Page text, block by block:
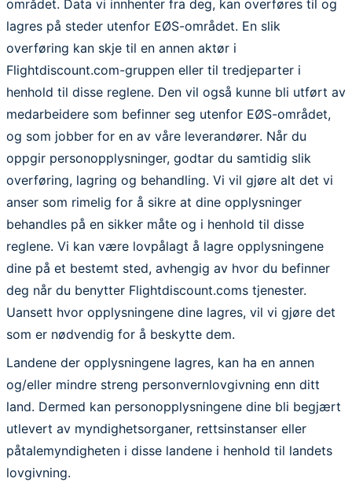
området. Data vi innhenter fra deg, kan overføres til og
lagres på steder utenfor EØS-området. En slik
overføring kan skje til en annen aktør i
Flightdiscount.com-gruppen eller til tredjeparter i
henhold til disse reglene. Den vil også kunne bli utført av
medarbeidere som befinner seg utenfor EØS-området,
og som jobber for en av våre leverandører. Når du
oppgir personopplysninger, godtar du samtidig slik
overføring, lagring og behandling. Vi vil gjøre alt det vi
anser som rimelig for å sikre at dine opplysninger
behandles på en sikker måte og i henhold til disse
reglene. Vi kan være lovpålagt å lagre opplysningene
dine på et bestemt sted, avhengig av hvor du befinner
deg når du benytter Flightdiscount.coms tjenester.
Uansett hvor opplysningene dine lagres, vil vi gjøre det
som er nødvendig for å beskytte dem.
Landene der opplysningene lagres, kan ha en annen
og/eller mindre streng personvernlovgivning enn ditt
land. Dermed kan personopplysningene dine bli begjært
utlevert av myndighetsorganer, rettsinstanser eller
påtalemyndigheten i disse landene i henhold til landets
lovgivning.